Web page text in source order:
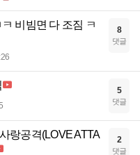
비빔면 다 조짐 ㅋ
8
댓글
5
댓글
랑공격(LOVE ATTA
2
댓글